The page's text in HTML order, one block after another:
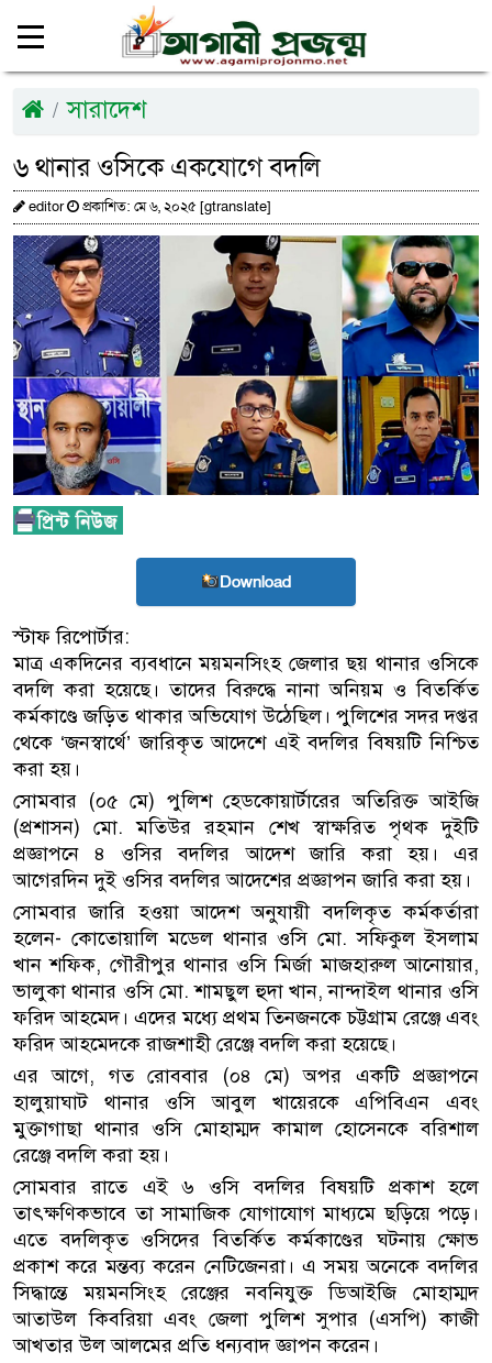
সারাদেশ
৬ থানার ওসিকে একযোগে বদলি
editor প্রকাশিত: মে ৬, ২০২৫ [gtranslate]
Download
স্টাফ রিপোর্টার:
মাত্র একদিনের ব্যবধানে ময়মনসিংহ জেলার ছয় থানার ওসিকে
বদলি করা হয়েছে। তাদের বিরুদ্ধে নানা অনিয়ম ও বিতর্কিত
কর্মকাণ্ডে জড়িত থাকার অভিযোগ উঠেছিল। পুলিশের সদর দপ্তর
থেকে ‘জনস্বার্থে’ জারিকৃত আদেশে এই বদলির বিষয়টি নিশ্চিত
করা হয়।
সোমবার (০৫ মে) পুলিশ হেডকোয়ার্টারের অতিরিক্ত আইজি
(প্রশাসন) মো. মতিউর রহমান শেখ স্বাক্ষরিত পৃথক দুইটি
প্রজ্ঞাপনে ৪ ওসির বদলির আদেশ জারি করা হয়। এর
আগেরদিন দুই ওসির বদলির আদেশের প্রজ্ঞাপন জারি করা হয়।
সোমবার জারি হওয়া আদেশ অনুযায়ী বদলিকৃত কর্মকর্তারা
হলেন- কোতোয়ালি মডেল থানার ওসি মো. সফিকুল ইসলাম
খান শফিক, গৌরীপুর থানার ওসি মির্জা মাজহারুল আনোয়ার,
ভালুকা থানার ওসি মো. শামছুল হুদা খান, নান্দাইল থানার ওসি
ফরিদ আহমেদ। এদের মধ্যে প্রথম তিনজনকে চট্টগ্রাম রেঞ্জে এবং
ফরিদ আহমেদকে রাজশাহী রেঞ্জে বদলি করা হয়েছে।
এর আগে, গত রোববার (০৪ মে) অপর একটি প্রজ্ঞাপনে
হালুয়াঘাট থানার ওসি আবুল খায়েরকে এপিবিএন এবং
মুক্তাগাছা থানার ওসি মোহাম্মদ কামাল হোসেনকে বরিশাল
রেঞ্জে বদলি করা হয়।
সোমবার রাতে এই ৬ ওসি বদলির বিষয়টি প্রকাশ হলে
তাৎক্ষণিকভাবে তা সামাজিক যোগাযোগ মাধ্যমে ছড়িয়ে পড়ে।
এতে বদলিকৃত ওসিদের বিতর্কিত কর্মকাণ্ডের ঘটনায় ক্ষোভ
প্রকাশ করে মন্তব্য করেন নেটিজেনরা। এ সময় অনেকে বদলির
সিদ্ধান্তে ময়মনসিংহ রেঞ্জের নবনিযুক্ত ডিআইজি মোহাম্মদ
আতাউল কিবরিয়া এবং জেলা পুলিশ সুপার (এসপি) কাজী
আখতার উল আলমের প্রতি ধন্যবাদ জ্ঞাপন করেন।